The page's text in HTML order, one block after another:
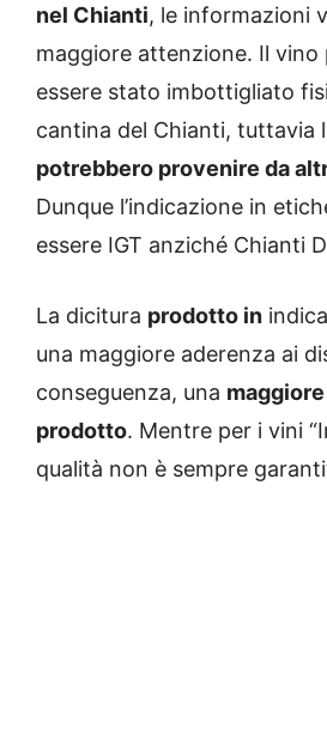
nel Chianti, le informazioni
maggiore attenzione. Il
essere stato imbottigliato
cantina del Chianti, tuttavia
potrebbero provenire da
Dunque l’indicazione in
essere IGT anziché Chianti
La dicitura prodotto in
una maggiore aderenza ai
conseguenza, una
prodotto. Mentre per i vini
qualità non è sempre